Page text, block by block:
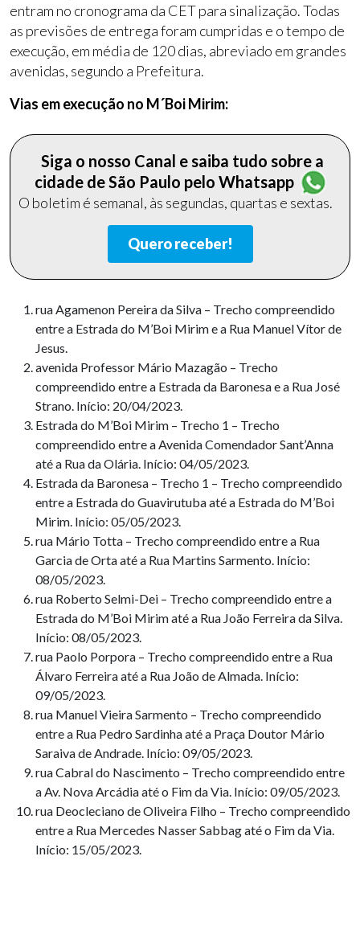
entram no cronograma da CET para sinalização. Todas
as previsões de entrega foram cumpridas e o tempo de
execução, em média de 120 dias, abreviado em grandes
avenidas, segundo a Prefeitura.
Vias em execução no M´Boi Mirim:
Siga o nosso Canal e saiba tudo sobre a
cidade de São Paulo pelo Whatsapp
O boletim é semanal, às segundas, quartas e sextas.
Quero receber!
rua Agamenon Pereira da Silva – Trecho compreendido
entre a Estrada do M’Boi Mirim e a Rua Manuel Vítor de
Jesus.
avenida Professor Mário Mazagão – Trecho
compreendido entre a Estrada da Baronesa e a Rua José
Strano. Início: 20/04/2023.
Estrada do M’Boi Mirim – Trecho 1 – Trecho
compreendido entre a Avenida Comendador Sant’Anna
até a Rua da Olária. Início: 04/05/2023.
Estrada da Baronesa – Trecho 1 – Trecho compreendido
entre a Estrada do Guavirutuba até a Estrada do M’Boi
Mirim. Início: 05/05/2023.
rua Mário Totta – Trecho compreendido entre a Rua
Garcia de Orta até a Rua Martins Sarmento. Início:
08/05/2023.
rua Roberto Selmi-Dei – Trecho compreendido entre a
Estrada do M’Boi Mirim até a Rua João Ferreira da Silva.
Início: 08/05/2023.
rua Paolo Porpora – Trecho compreendido entre a Rua
Álvaro Ferreira até a Rua João de Almada. Início:
09/05/2023.
rua Manuel Vieira Sarmento – Trecho compreendido
entre a Rua Pedro Sardinha até a Praça Doutor Mário
Saraiva de Andrade. Início: 09/05/2023.
rua Cabral do Nascimento – Trecho compreendido entre
a Av. Nova Arcádia até o Fim da Via. Início: 09/05/2023.
rua Deocleciano de Oliveira Filho – Trecho compreendido
entre a Rua Mercedes Nasser Sabbag até o Fim da Via.
Início: 15/05/2023.